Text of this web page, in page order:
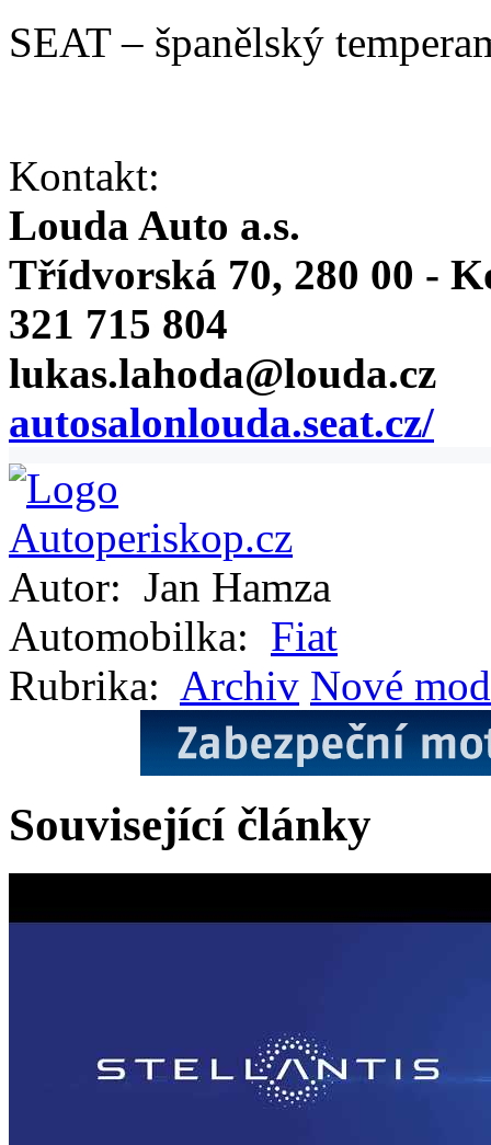
SEAT – španělský
Kontakt:
Louda Auto a.s.
Třídvorská 70, 280 00 -
321 715 804
lukas.lahoda@louda.cz
autosalonlouda.seat.cz/
Autor: Jan Hamza
Automobilka: Fiat
Rubrika: Archiv Nové
Související články